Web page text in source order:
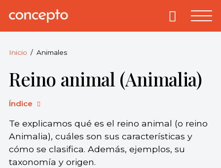
Concepto.
derechos
reservados.
Primary
Inicio Animales
Reino animal (Animalia)
Índice
Te explicamos qué es el reino animal (o reino
Animalia), cuáles son sus características y
cómo se clasifica. Además, ejemplos, su
taxonomía y origen.